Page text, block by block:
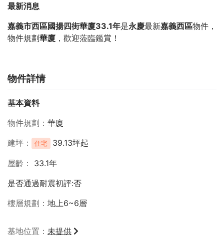
最新消息
嘉義市西區國揚四街華廈33.1年是永慶最新嘉義西區物件，
物件規劃華廈 ，歡迎蒞臨鑑賞！
物件詳情
基本資料
物件規劃
華廈
建坪
住宅 39.13坪起
屋齡
33.1年
是否通過耐震初評:否
樓層規劃
地上6~6層
基地位置
未提供